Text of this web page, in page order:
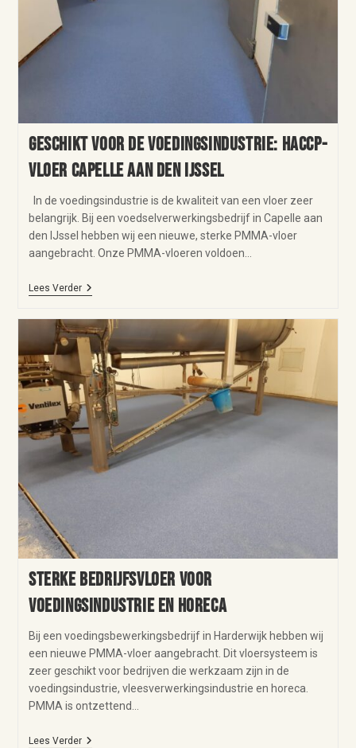
Geschikt voor de voedingsindustrie: HACCP-
vloer Capelle aan den IJssel
In de voedingsindustrie is de kwaliteit van een vloer zeer
belangrijk. Bij een voedselverwerkingsbedrijf in Capelle aan
den IJssel hebben wij een nieuwe, sterke PMMA-vloer
aangebracht. Onze PMMA-vloeren voldoen…
Lees Verder
Sterke bedrijfsvloer voor
voedingsindustrie en horeca
Bij een voedingsbewerkingsbedrijf in Harderwijk hebben wij
een nieuwe PMMA-vloer aangebracht. Dit vloersysteem is
zeer geschikt voor bedrijven die werkzaam zijn in de
voedingsindustrie, vleesverwerkingsindustrie en horeca.
PMMA is ontzettend…
Lees Verder